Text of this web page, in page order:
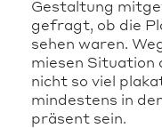
Gestaltung
gefragt, ob die
sehen waren.
miesen Situation
nicht so viel
mindestens in
präsent sein.